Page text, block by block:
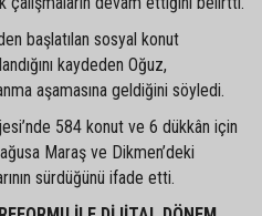
başlatılan sosyal konut
kaydeden Oğuz,
aşamasına geldiğini söyledi.
584 konut ve 6 dükkân için
Maraş ve Dikmen’deki
sürdüğünü ifade etti.